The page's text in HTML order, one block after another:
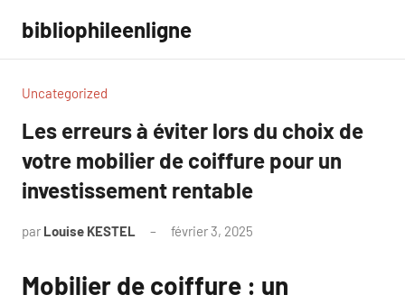
contenu
bibliophileenligne
Uncategorized
Les erreurs à éviter lors du choix de
votre mobilier de coiffure pour un
investissement rentable
par Louise KESTEL février 3, 2025
Mobilier de coiffure : un